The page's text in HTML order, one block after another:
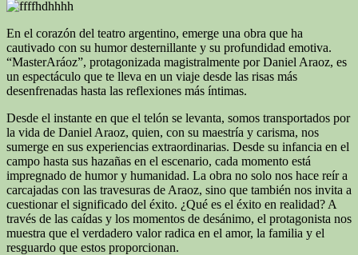
En el corazón del teatro argentino, emerge una obra que ha
cautivado con su humor desternillante y su profundidad emotiva.
“MasterAráoz”, protagonizada magistralmente por Daniel Araoz, es
un espectáculo que te lleva en un viaje desde las risas más
desenfrenadas hasta las reflexiones más íntimas.
Desde el instante en que el telón se levanta, somos transportados por
la vida de Daniel Araoz, quien, con su maestría y carisma, nos
sumerge en sus experiencias extraordinarias. Desde su infancia en el
campo hasta sus hazañas en el escenario, cada momento está
impregnado de humor y humanidad. La obra no solo nos hace reír a
carcajadas con las travesuras de Araoz, sino que también nos invita a
cuestionar el significado del éxito. ¿Qué es el éxito en realidad? A
través de las caídas y los momentos de desánimo, el protagonista nos
muestra que el verdadero valor radica en el amor, la familia y el
resguardo que estos proporcionan.